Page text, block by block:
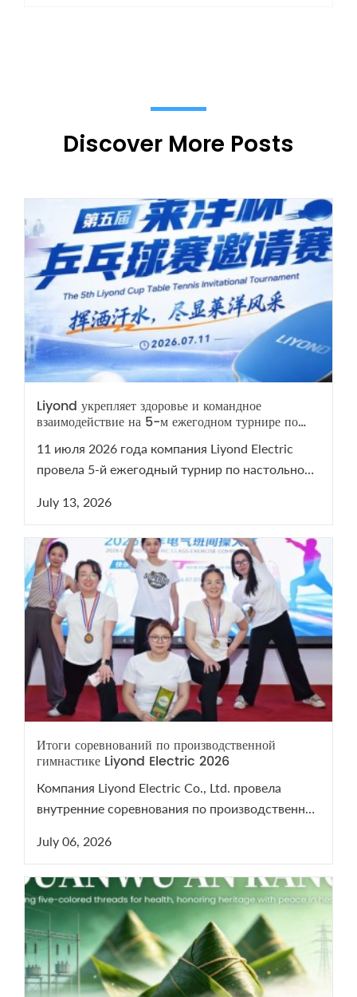
Discover More Posts
Liyond укрепляет здоровье и командное
взаимодействие на 5-м ежегодном турнире по
11 июля 2026 года компания Liyond Electric
провела 5-й ежегодный турнир по настольному
напомнило о важности здоровья. Смотрите
July 13, 2026
Итоги соревнований по производственной
гимнастике Liyond Electric 2026
Компания Liyond Electric Co., Ltd. провела
внутренние соревнования по производственной
сотрудников.
July 06, 2026